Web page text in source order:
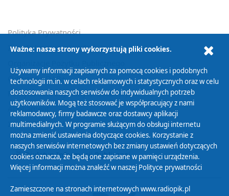
Polityka Prywatności
Zasady korzystania z Serwisu
Cyfryzacja DAB+
Polityka ochrony danych osobowych
Abonament
Zamówienia publiczne
Biuletyn Informacji Publicznej
Ważne: nasze strony wykorzystują pliki cookies.
Używamy informacji zapisanych za pomocą cookies i podobnych
technologii m.in. w celach reklamowych i statystycznych oraz w celu
dostosowania naszych serwisów do indywidualnych potrzeb
użytkowników. Mogą też stosować je współpracujący z nami
reklamodawcy, firmy badawcze oraz dostawcy aplikacji
multimedialnych. W programie służącym do obsługi internetu
można zmienić ustawienia dotyczące cookies. Korzystanie z
naszych serwisów internetowych bez zmiany ustawień dotyczących
cookies oznacza, że będą one zapisane w pamięci urządzenia.
Więcej informacji można znaleźć w naszej Polityce prywatności
Zamieszczone na stronach internetowych www.radiopik.pl